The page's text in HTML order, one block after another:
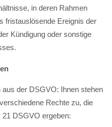
in deren Rahmen
fristauslösende Ereignis der
Kündigung oder sonstige
der DSGVO: Ihnen stehen
Rechte zu, die
DSGVO ergeben: